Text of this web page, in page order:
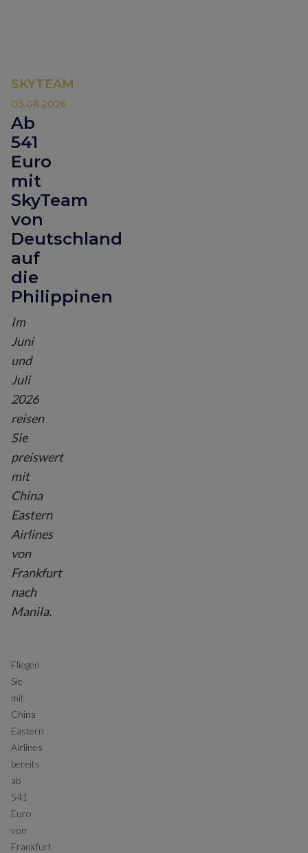
SKYTEAM
03.06.2026
Ab
541
Euro
mit
SkyTeam
von
Deutschland
auf
die
Philippinen
Im
Juni
und
Juli
2026
reisen
Sie
preiswert
mit
China
Eastern
Airlines
von
Frankfurt
nach
Manila.
Fliegen
Sie
mit
China
Eastern
Airlines
bereits
ab
541
Euro
von
Frankfurt